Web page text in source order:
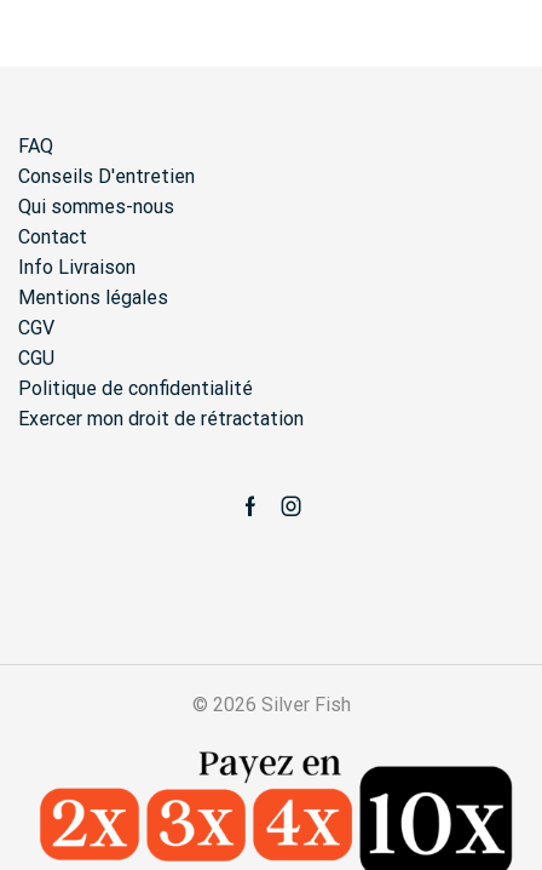
FAQ
Conseils D'entretien
Qui sommes-nous
Contact
Info Livraison
Mentions légales
CGV
CGU
Politique de confidentialité
Exercer mon droit de rétractation
FacebookInstagram
© 2026 Silver Fish